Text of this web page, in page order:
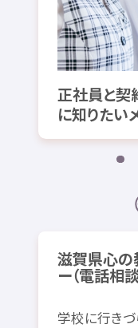
正社員と契
に知りたい
滋賀県心の
ー（電話相
学校に行きづ